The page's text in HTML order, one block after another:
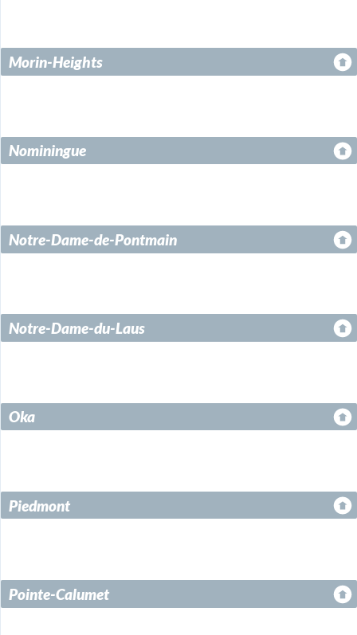
Morin-Heights
Nominingue
Notre-Dame-de-Pontmain
Notre-Dame-du-Laus
Oka
Piedmont
Pointe-Calumet